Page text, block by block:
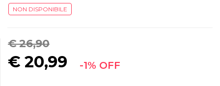
NON DISPONIBILE
€ 26,90
€20,99 -1% OFF